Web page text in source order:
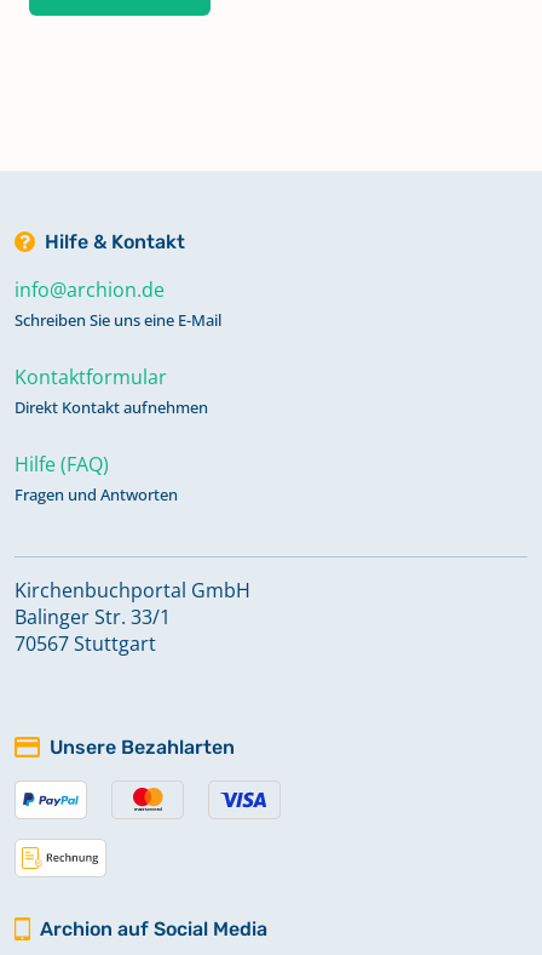
Hilfe & Kontakt
info@archion.de
Schreiben Sie uns eine E-Mail
Kontaktformular
Direkt Kontakt aufnehmen
Hilfe (FAQ)
Fragen und Antworten
Kirchenbuchportal GmbH
Balinger Str. 33/1
70567 Stuttgart
Unsere Bezahlarten
Archion auf Social Media